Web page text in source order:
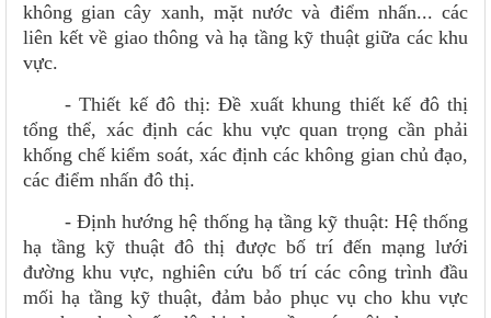
không gian cây xanh, mặt nước và điểm nhấn... các
liên kết về giao thông và hạ tầng kỹ thuật giữa các khu
vực.
- Thiết kế đô thị: Đề xuất khung thiết kế đô thị
tổng thể, xác định các khu vực quan trọng cần phải
khống chế kiểm soát, xác định các không gian chủ đạo,
các điểm nhấn đô thị.
- Định hướng hệ thống hạ tầng kỹ thuật: Hệ thống
hạ tầng kỹ thuật đô thị được bố trí đến mạng lưới
đường khu vực, nghiên cứu bố trí các công trình đầu
mối hạ tầng kỹ thuật, đảm bảo phục vụ cho khu vực